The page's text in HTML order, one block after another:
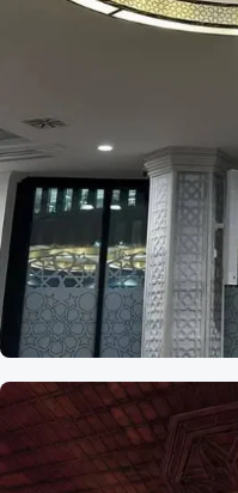
Referans
Fransa
Roubaix camii